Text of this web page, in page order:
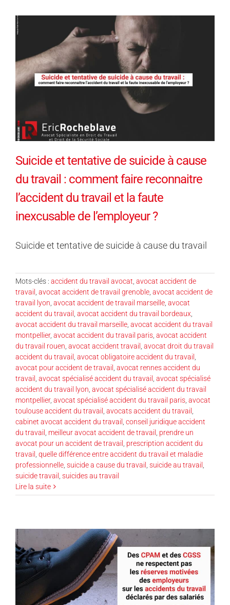
Suicide et tentative de suicide à cause
du travail : comment faire reconnaitre
l’accident du travail et la faute
inexcusable de l’employeur ?
Suicide et tentative de suicide à cause du travail
Mots-clés : accident du travail avocat, avocat accident de
travail , avocat accident de travail grenoble, avocat accident de
travail lyon, avocat accident de travail marseille, avocat
accident du travail , avocat accident du travail bordeaux,
avocat accident du travail marseille, avocat accident du travail
montpellier, avocat accident du travail paris, avocat accident
du travail rouen, avocat accident travail , avocat droit du travail
accident du travail , avocat obligatoire accident du travail ,
avocat pour accident de travail , avocat rennes accident du
travail , avocat spécialisé accident du travail , avocat spécialisé
accident du travail lyon, avocat spécialisé accident du travail
montpellier, avocat spécialisé accident du travail paris, avocat
toulouse accident du travail , avocats accident du travail ,
cabinet avocat accident du travail , conseil juridique accident
du travail , meilleur avocat accident de travail , prendre un
avocat pour un accident de travail , prescription accident du
travail , quelle différence entre accident du travail et maladie
professionnelle, suicide a cause du travail , suicide au travail ,
suicide travail , suicides au travail
Lire la suite